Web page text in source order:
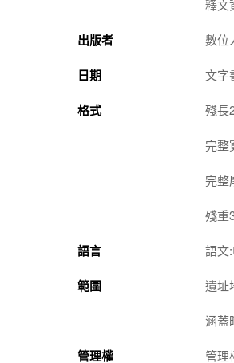
釋文
出版者 數位
日期 文字
格式 殘長
完整
完整
殘重
語言 語文
範圍 遺址
涵蓋
管理權 管理